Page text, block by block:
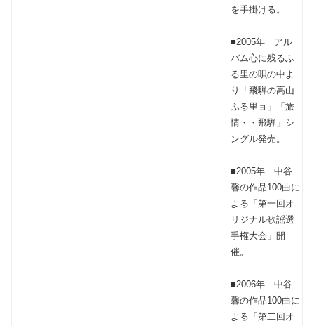
を手掛ける。
■2005年 アル
バム心に残るふ
る里の唄の中よ
り「飛騨の高山
ふる里ョ」「旅
情・・飛騨」シ
ングル発売。
■2005年 中谷
馨の作品100曲に
よる「第一回オ
リジナル歌謡選
手権大会」開
催。
■2006年 中谷
馨の作品100曲に
よる「第二回オ